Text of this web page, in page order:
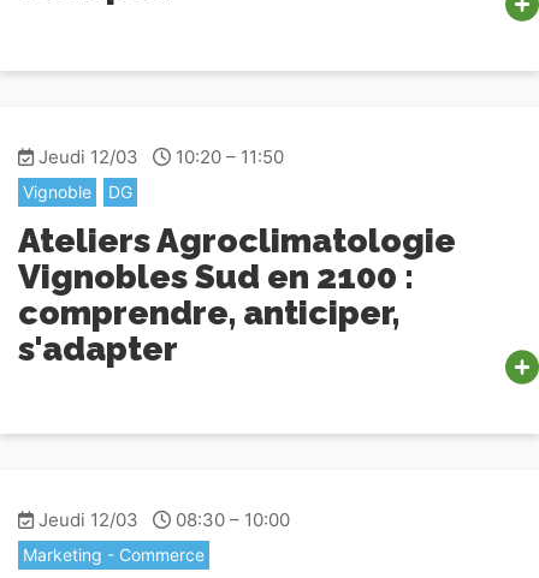
Jeudi 12/03 10:20 – 11:50
Vignoble DG
Ateliers Agroclimatologie
Vignobles Sud en 2100 :
comprendre, anticiper,
s'adapter
Jeudi 12/03 08:30 – 10:00
Marketing - Commerce